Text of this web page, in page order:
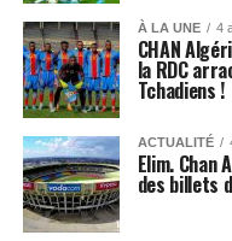
À LA UNE 4
CHAN
la RDC
Tchadiens !
ACTUALITÉ
Elim. Chan
des billets